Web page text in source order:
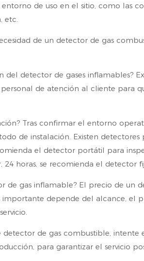
de uso en el sitio, como las
etc.
de un detector de gas
del detector de gases inflamables?
de atención al cliente para
Tras confirmar el entorno
de instalación. Existen detectores
el detector portátil para
horas, se recomienda el detector
de gas inflamable? El precio de un
importante depende del alcance, el
de gas combustible, intente
para garantizar el servicio